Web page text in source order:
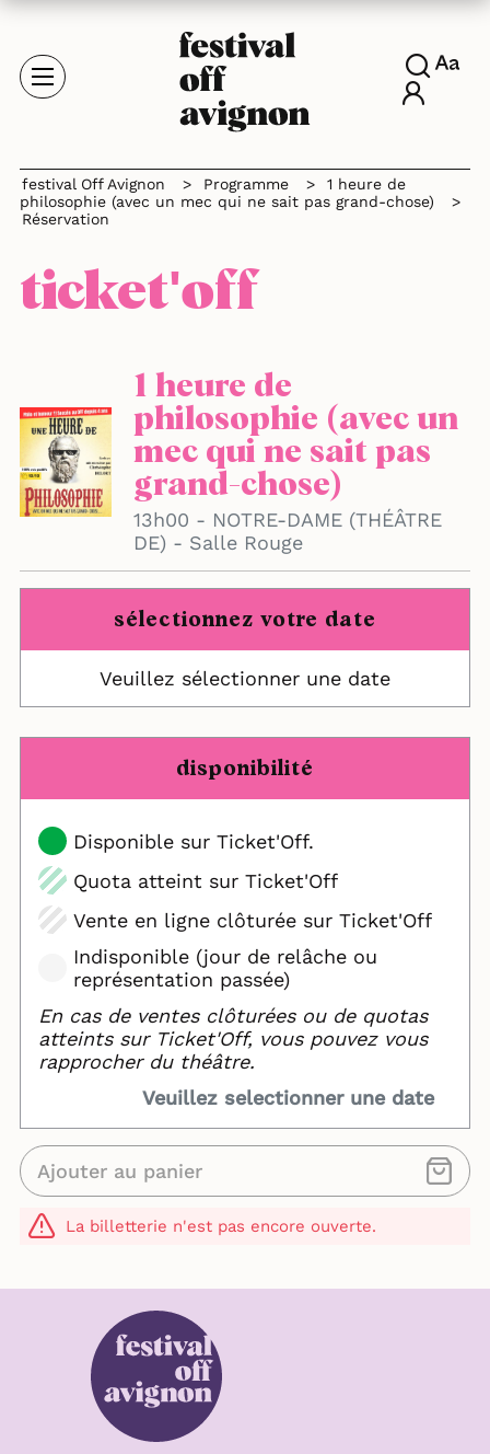
festival Off Avignon > Programme >
1 heure de
philosophie (avec un mec qui ne sait pas grand-chose)
>
Réservation
ticket'off
1 heure de
philosophie (avec un
mec qui ne sait pas
grand-chose)
13h00 - NOTRE-DAME (THÉÂTRE
DE) - Salle Rouge
sélectionnez votre date
Veuillez sélectionner une date
disponibilité
Disponible sur Ticket'Off.
Quota atteint sur Ticket'Off
Vente en ligne clôturée sur Ticket'Off
Indisponible (jour de relâche ou
représentation passée)
En cas de ventes clôturées ou de quotas
atteints sur Ticket'Off, vous pouvez vous
rapprocher du théâtre.
Veuillez selectionner une date
Ajouter au panier
La billetterie n'est pas encore ouverte.